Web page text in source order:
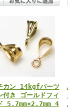
カン 14kgfパーツ
付き ゴールドフィ
5.7mm×2.7mm 4